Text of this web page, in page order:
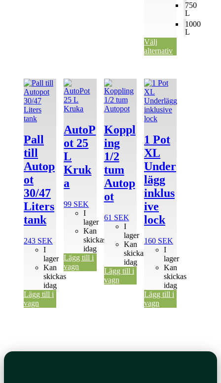
750
L
1000
L
Välj
alternativ
Pall
till
Autop
ot
30/47
Liters
tank
243 SEK
I
lager
Kan
skickas
idag
Lägg till i
vagn
AutoP
ot 25
L
Kruk
a
99 SEK
I
lager
Kan
skickas
idag
Lägg till i
vagn
Koppl
ing
1/2
tum
Autop
ot
61 SEK
I
lager
Kan
skickas
idag
Lägg till i
vagn
1 Pot
XL
Under
lägg
inklus
ive
lock
160 SEK
I
lager
Kan
skickas
idag
Lägg till i
vagn